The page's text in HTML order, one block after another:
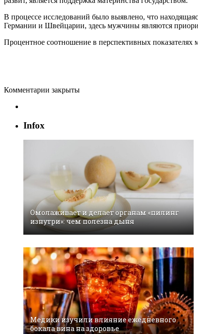
В процессе исследований было выявлено, что
Германии и Швейцарии, здесь мужчины являются
Процентное соотношение в перспективных показателях
Комментарии закрыты
Infox
Омолаживает и делает органам «пилинг
изнутри»: чем полезна дыня
Медики изучили влияние ежедневного
бокала вина на здоровье